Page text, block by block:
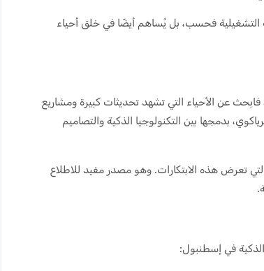
التشغيلية فحسب، بل يُساهم أيضًا في خلق أحياء
عن الأحياء التي تشهد تحديثات كبيرة ومشاريع
بدمجها بين التكنولوجيا الذكية والتصاميم
تعرض هذه الابتكارات. وهو مصدر مفيد للاطلاع
في إسطنبول: